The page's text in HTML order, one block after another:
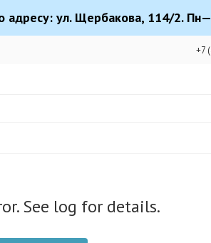
адресу: ул. Щербакова, 114/2.
+7
See log for details.